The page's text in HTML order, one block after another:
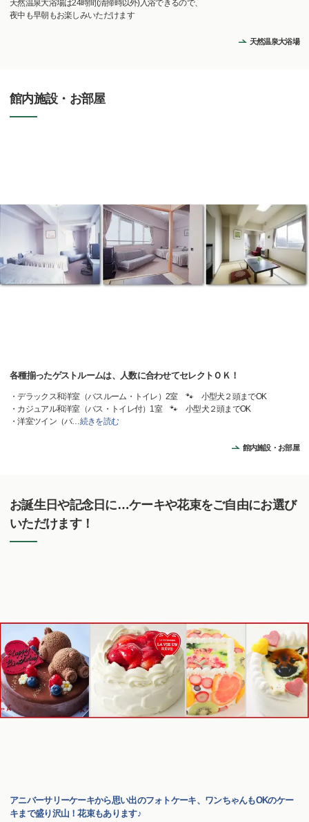
天然温泉大浴場は24時間(清掃時以外)入浴できるので、
夜中も早朝もお楽しみいただけます
天然温泉大浴場
館内施設・お部屋
各種揃ったゲストルームは、人数に合わせてセレクトＯＫ！
・デラックス和洋室（バスルーム・トイレ）2室 🐾 小型犬２頭までOK
・カジュアル和洋室（バス・トイレ付）1室 🐾 小型犬２頭までOK
・洋室ツイン（バ…続きを読む
館内施設・お部屋
お誕生日や記念日に…ケーキや花束をご自由にお選び
いただけます！
アニバーサリーケーキから思い出のフォトケーキ、ワンちゃんもOKのケー
キまで盛り沢山！花束もあります♪